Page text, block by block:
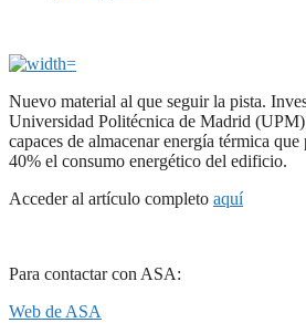
Nuevo material al que seguir la pista.
Universidad Politécnica de Madrid (UPM)
capaces de almacenar energía térmica
40% el consumo energético del edificio.
Acceder al artículo completo aquí
Para contactar con ASA:
Web de ASA